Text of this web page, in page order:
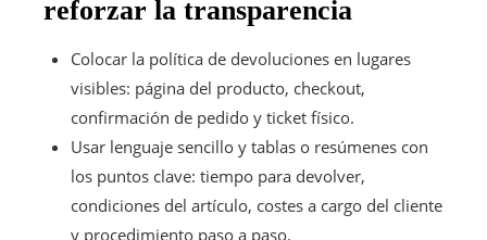
reforzar la transparencia
Colocar la política de devoluciones en lugares
visibles: página del producto, checkout,
confirmación de pedido y ticket físico.
Usar lenguaje sencillo y tablas o resúmenes con
los puntos clave: tiempo para devolver,
condiciones del artículo, costes a cargo del cliente
y procedimiento paso a paso.